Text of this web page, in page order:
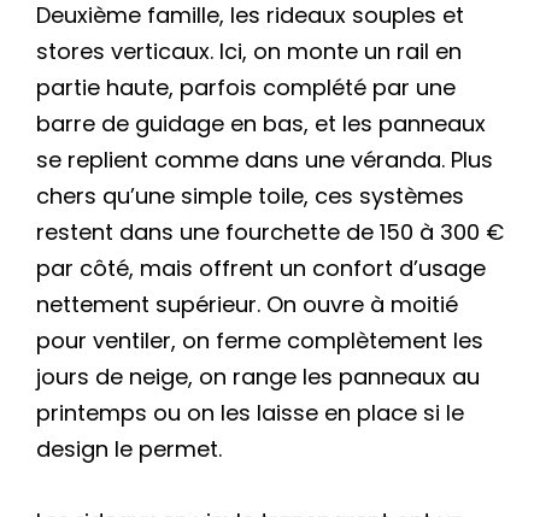
Deuxième famille, les rideaux souples et
stores verticaux. Ici, on monte un rail en
partie haute, parfois complété par une
barre de guidage en bas, et les panneaux
se replient comme dans une véranda. Plus
chers qu’une simple toile, ces systèmes
restent dans une fourchette de 150 à 300 €
par côté, mais offrent un confort d’usage
nettement supérieur. On ouvre à moitié
pour ventiler, on ferme complètement les
jours de neige, on range les panneaux au
printemps ou on les laisse en place si le
design le permet.